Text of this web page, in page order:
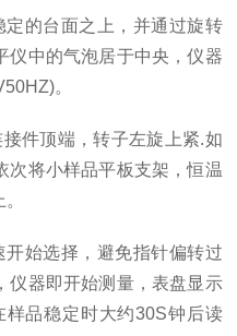
的台面之上，并通过旋转
仪中的气泡居于中央，仪器
。
件顶端，转子左旋上紧.如
次将小样品平板支架，恒温
始选择，避免指针偏转过
仪器即开始测量，表盘显示
品稳定时大约30S钟后读